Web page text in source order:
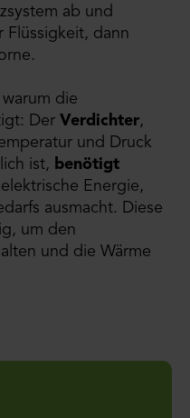
ab und
Flüssigkeit, dann
die
Der Verdichter,
und Druck
ist, benötigt
Energie,
ausmacht. Diese
um den
und die Wärme